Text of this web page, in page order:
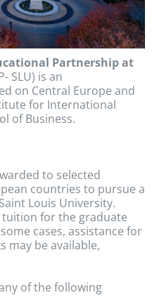
Partnership at
SLU) is an
on Central Europe and
for International
of Business.
to selected
countries to pursue a
Louis University.
for the graduate
cases, assistance for
may be available,
of the following